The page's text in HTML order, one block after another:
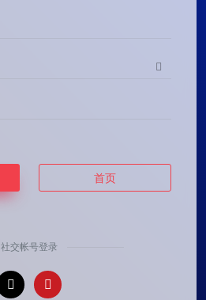
首页
社交帐号登录